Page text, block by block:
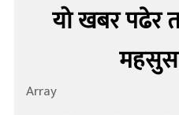
यो खबर पढेर
महसुस
Array